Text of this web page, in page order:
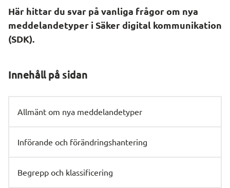
Här hittar du svar på vanliga frågor om nya
meddelandetyper i Säker digital kommunikation
(SDK).
Innehåll på sidan
Allmänt om nya meddelandetyper
Införande och förändringshantering
Begrepp och klassificering